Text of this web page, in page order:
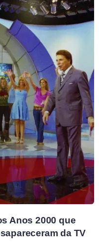
Anos 2000 que
da TV